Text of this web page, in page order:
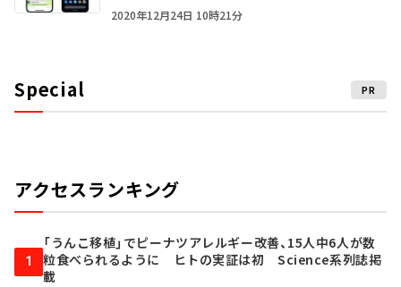
2020年12月24日 10時21分
Special PR
アクセスランキング
1
「うんこ移植」でピーナツアレルギー改善、15人中6人が数
粒食べられるように ヒトの実証は初 Science系列誌掲
載